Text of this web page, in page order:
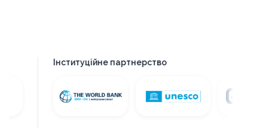
Інституційне партнерство